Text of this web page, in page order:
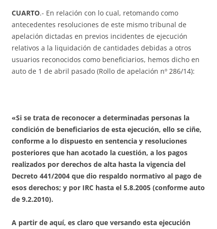
CUARTO.- En relación con lo cual, retomando como
antecedentes resoluciones de este mismo tribunal de
apelación dictadas en previos incidentes de ejecución
relativos a la liquidación de cantidades debidas a otros
usuarios reconocidos como beneficiarios, hemos dicho en
auto de 1 de abril pasado (Rollo de apelación nº 286/14):
«Si se trata de reconocer a determinadas personas la
condición de beneficiarios de esta ejecución, ello se ciñe,
conforme a lo dispuesto en sentencia y resoluciones
posteriores que han acotado la cuestión, a los pagos
realizados por derechos de alta hasta la vigencia del
Decreto 441/2004 que dio respaldo normativo al pago de
esos derechos; y por IRC hasta el 5.8.2005 (conforme auto
de 9.2.2010).
A partir de aquí, es claro que versando esta ejecución